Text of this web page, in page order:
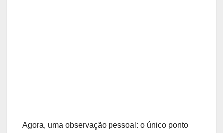
Agora, uma observação pessoal: o único ponto